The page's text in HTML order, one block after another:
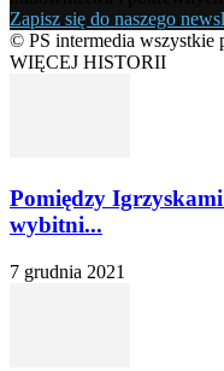
Zapisz się do naszego
© PS intermedia wszystkie
WIĘCEJ HISTORII
Pomiędzy
wybitni...
7 grudnia 2021